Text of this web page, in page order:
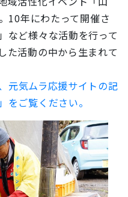
10年にわたって開催さ
など様々な活動を行って
た活動の中から生まれて
元気ムラ応援サイトの記
をご覧ください。